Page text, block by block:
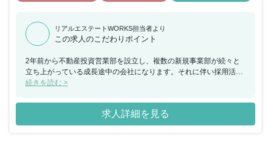
リアルエステートWORKS担当者より
この求人のこだわりポイント
2年前から不動産投資営業部を設立し、複数の新規事業部が続々と
立ち上がっている成長途中の会社になります。それに伴い採用活動
を積極的に行なっており、成長企業で働くことが可能です
続きを読む >
求人詳細を見る